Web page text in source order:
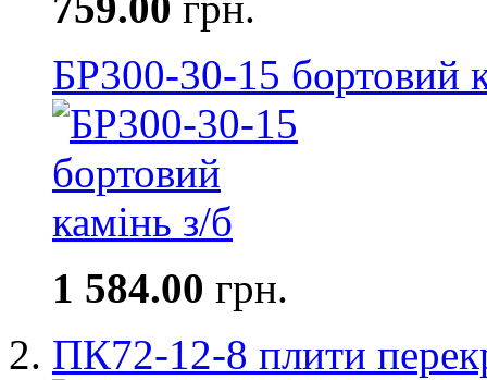
БР300-30-15 бортовий
1 584.00 грн.
ПК72-12-8 плити